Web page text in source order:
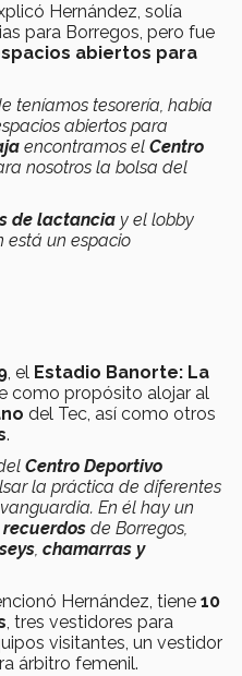
Hernández, solía
para Borregos, pero fue
abiertos para
teníamos tesorería, había
abiertos para
encontramos el Centro
nosotros la bolsa del
de lactancia y el lobby
está un espacio
, el Estadio Banorte: La
como propósito alojar al
del Tec, así como otros
.
Centro Deportivo
la práctica de diferentes
En él hay un
recuerdos de Borregos,
, chamarras y
Hernández, tiene 10
, tres vestidores para
visitantes, un vestidor
árbitro femenil.